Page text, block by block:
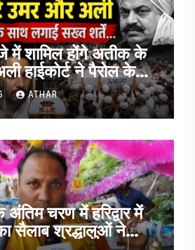
में शामिल होंगे अतीक के
हाईकोर्ट ने पैरोल के
शर्तें…
ATHAR
चरण में हरिद्वार में
सैलाब श्रद्धालुओं ने